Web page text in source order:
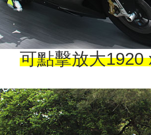
可點擊放大1920